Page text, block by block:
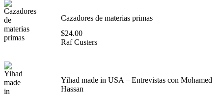
Cazadores de materias primas
$24.00
Raf Custers
Yihad made in USA – Entrevistas con Mohamed
Hassan